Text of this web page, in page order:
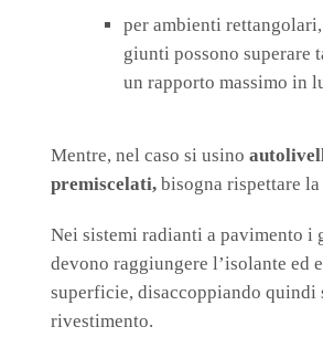
per ambienti
giunti possono superare
un rapporto massimo in
Mentre, nel caso si usino
premiscelati, bisogna rispettare
Nei sistemi radianti a pavimento i
devono raggiungere l’isolante ed
superficie, disaccoppiando quindi
rivestimento.